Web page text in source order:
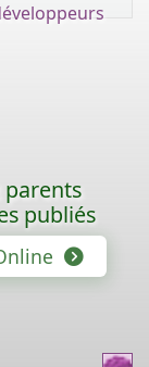
parents
publiés